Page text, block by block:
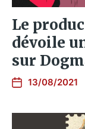
Le
dévoile
sur
13/08/2021